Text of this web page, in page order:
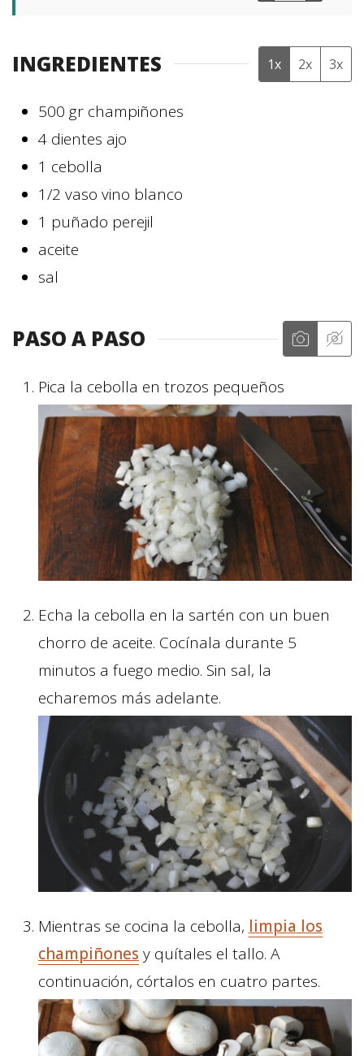
INGREDIENTES 1x 2x 3x
500 gr champiñones
4 dientes ajo
1 cebolla
1/2 vaso vino blanco
1 puñado perejil
aceite
sal
PASO A PASO
Pica la cebolla en trozos pequeños
Echa la cebolla en la sartén con un buen
chorro de aceite. Cocínala durante 5
minutos a fuego medio. Sin sal, la
echaremos más adelante.
Mientras se cocina la cebolla, limpia los
champiñones y quítales el tallo. A
continuación, córtalos en cuatro partes.